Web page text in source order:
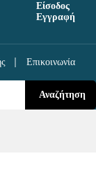
Είσοδος
Εγγραφή
Επικοινωνία
Αναζήτηση